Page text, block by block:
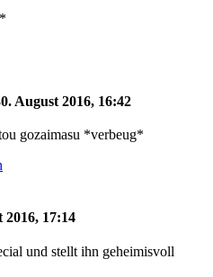
August 2016, 16:42
gozaimasu *verbeug*
2016, 17:14
und stellt ihn geheimisvoll